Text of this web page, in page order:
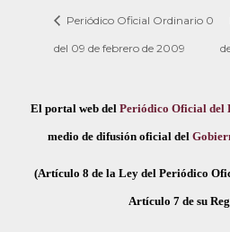
Periódico Oficial Ordinario 0
del 09 de febrero de 2009
El portal web del Periódico Oficial del
medio de difusión oficial del
(Artículo 8 de la Ley del Periódico
Artículo 7 de su